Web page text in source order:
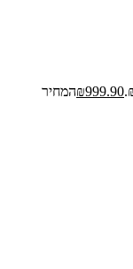
₪999.90
המחיר